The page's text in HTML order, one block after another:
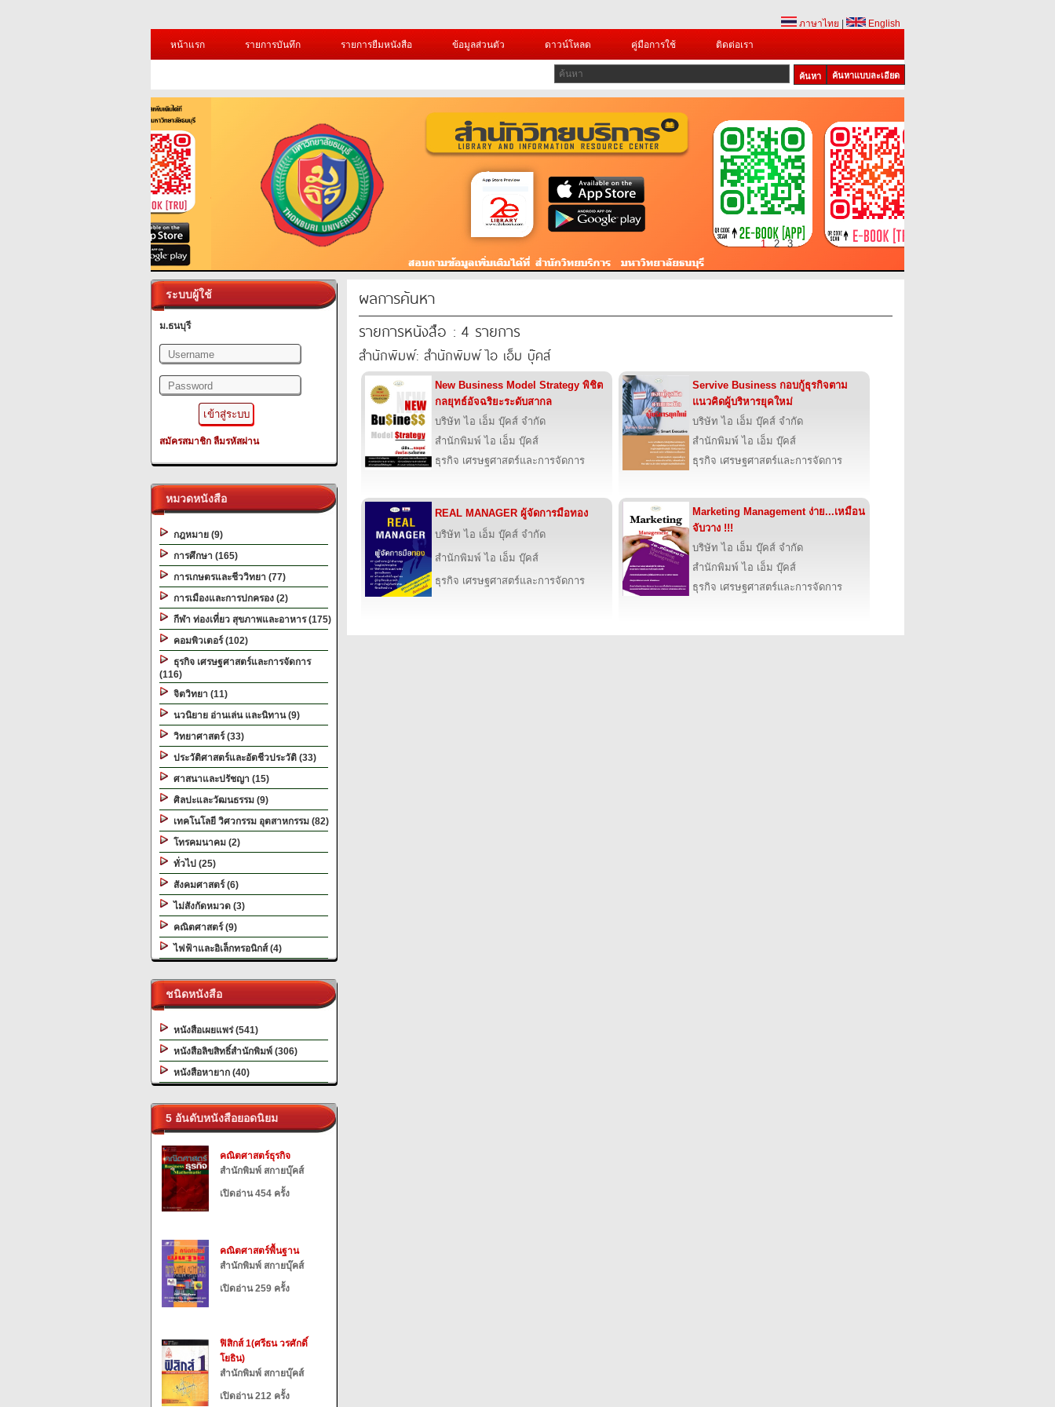
ภาษาไทย
English
หน้าแรก
รายการบันทึก รายการยืมหนังสือ ข้อมูลส่วนตัว ดาวน์โหลด คู่มือการใช้ ติดต่อเรา
ค้นหาแบบละเอียด
1 2 3
ระบบผู้ใช้
ม.ธนบุรี
สมัครสมาชิก ลืมรหัสผ่าน
หมวดหนังสือ
กฎหมาย (9)
การศึกษา (165)
การเกษตรและชีววิทยา (77)
การเมืองและการปกครอง (2)
กีฬา ท่องเที่ยว สุขภาพและอาหาร (175)
คอมพิวเตอร์ (102)
ธุรกิจ เศรษฐศาสตร์และการจัดการ
(116)
จิตวิทยา (11)
นวนิยาย อ่านเล่น และนิทาน (9)
วิทยาศาสตร์ (33)
ประวัติศาสตร์และอัตชีวประวัติ (33)
ศาสนาและปรัชญา (15)
ศิลปะและวัฒนธรรม (9)
เทคโนโลยี วิศวกรรม อุตสาหกรรม (82)
โทรคมนาคม (2)
ทั่วไป (25)
สังคมศาสตร์ (6)
ไม่สังกัดหมวด (3)
คณิตศาสตร์ (9)
ไฟฟ้าและอิเล็กทรอนิกส์ (4)
ชนิดหนังสือ
หนังสือเผยแพร่ (541)
หนังสือลิขสิทธิ์สำนักพิมพ์ (306)
หนังสือหายาก (40)
5 อันดับหนังสือยอดนิยม
คณิตศาสตร์ธุรกิจ
สำนักพิมพ์ สกายบุ๊คส์
เปิดอ่าน 454 ครั้ง
คณิตศาสตร์พื้นฐาน
สำนักพิมพ์ สกายบุ๊คส์
เปิดอ่าน 259 ครั้ง
ฟิสิกส์ 1(ศรีธน วรศักดิ์
โยธิน)
สำนักพิมพ์ สกายบุ๊คส์
เปิดอ่าน 212 ครั้ง
ผลการค้นหา
รายการหนังสือ : 4 รายการ
สำนักพิมพ์: สำนักพิมพ์ ไอ เอ็ม บุ๊คส์
New Business Model Strategy พิชิต
กลยุทธ์อัจฉริยะระดับสากล
บริษัท ไอ เอ็ม บุ๊คส์ จำกัด
สำนักพิมพ์ ไอ เอ็ม บุ๊คส์
ธุรกิจ เศรษฐศาสตร์และการจัดการ
Servive Business กอบกู้ธุรกิจตาม
แนวคิดผู้บริหารยุคใหม่
บริษัท ไอ เอ็ม บุ๊คส์ จำกัด
สำนักพิมพ์ ไอ เอ็ม บุ๊คส์
ธุรกิจ เศรษฐศาสตร์และการจัดการ
REAL MANAGER ผู้จัดการมือทอง
บริษัท ไอ เอ็ม บุ๊คส์ จำกัด
สำนักพิมพ์ ไอ เอ็ม บุ๊คส์
ธุรกิจ เศรษฐศาสตร์และการจัดการ
Marketing Management ง่าย...เหมือน
จับวาง !!!
บริษัท ไอ เอ็ม บุ๊คส์ จำกัด
สำนักพิมพ์ ไอ เอ็ม บุ๊คส์
ธุรกิจ เศรษฐศาสตร์และการจัดการ